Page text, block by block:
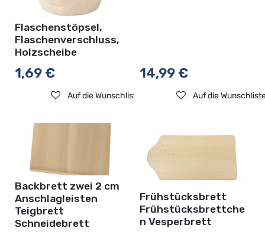
Flaschenstöpsel,
Flaschenverschluss,
Holzscheibe
1,69€
Auf die Wunschliste
14,99€
Auf die
Backbrett zwei 2 cm
Anschlagleisten
Teigbrett
Schneidebrett
Frühstücksbrett
Frühstücksbrettche
n Vesperbrett